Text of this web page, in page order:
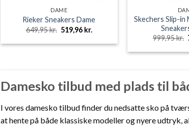
DAME
Rieker Sneakers Dame
649,95kr. Den
oprindelige
pris
519,96 kr.
pris
Skechers Slip-
999,95kr.
Damesko tilbud med plads til
I vores damesko tilbud finder du nedsatte sko på
at hente på både klassiske modeller og nyere udtryk,